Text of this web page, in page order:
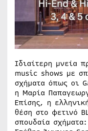
Ιδιαίτερη μνεία
music shows με
σχήματα όπως οι
η Μαρία
Επίσης, η
θέση στο φετινό
σπουδαία